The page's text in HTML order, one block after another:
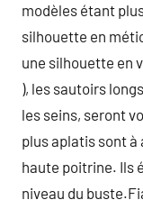
modèles étant
silhouette en
une silhouette en
), les sautoirs
les seins, seront
plus aplatis sont à
haute poitrine. Ils
niveau du